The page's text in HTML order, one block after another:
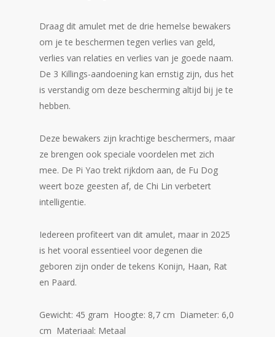
Draag dit amulet met de drie hemelse bewakers
om je te beschermen tegen verlies van geld,
verlies van relaties en verlies van je goede naam.
De 3 Killings-aandoening kan ernstig zijn, dus het
is verstandig om deze bescherming altijd bij je te
hebben.
Deze bewakers zijn krachtige beschermers, maar
ze brengen ook speciale voordelen met zich
mee. De Pi Yao trekt rijkdom aan, de Fu Dog
weert boze geesten af, de Chi Lin verbetert
intelligentie.
Iedereen profiteert van dit amulet, maar in 2025
is het vooral essentieel voor degenen die
geboren zijn onder de tekens Konijn, Haan, Rat
en Paard.
Gewicht: 45 gram Hoogte: 8,7 cm Diameter: 6,0
cm Materiaal: Metaal